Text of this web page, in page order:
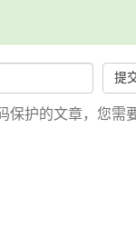
提
保护的文章，您需